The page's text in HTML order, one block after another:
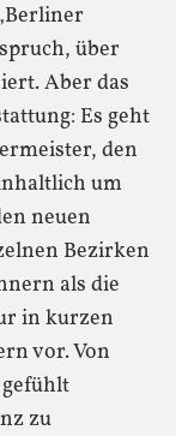
über
Aber das
Es geht
den
um
neuen
Bezirken
als die
in kurzen
vor. Von
zu